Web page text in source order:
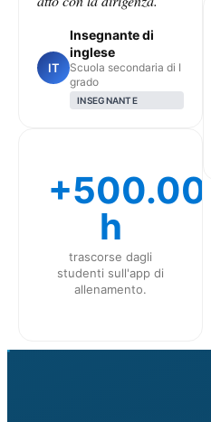
IT
Insegnante di
inglese
Scuola secondaria di I
grado
INSEGNANTE
+500.000
h
trascorse dagli
studenti sull'app di
allenamento.